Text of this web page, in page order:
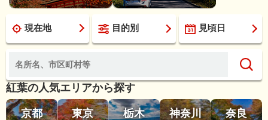
現在地 目的別 見頃日
紅葉の人気エリアから探す
京都 東京 栃木 神奈川 奈良